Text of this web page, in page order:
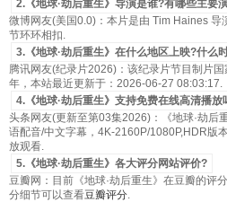
2.《地球·劫后重生》导演是谁?有哪些主要
微博网友(美国0.0)：本片是由 Tim Haines 导
节环环相扣.
3.《地球·劫后重生》在什么地区上映?什么
腾讯网友(纪录片2026)：该纪录片节目制片
年，本站最近更新于：2026-06-27 08:03:17.
4.《地球·劫后重生》支持免费在线高清播放
头条网友(更新至第03集2026)：《地球·劫后
语配音/中文字幕，4K-2160P/1080P,HDR版
放观看.
5.《地球·劫后重生》各大评分网站评价?
豆瓣网：目前《地球·劫后重生》在豆瓣的评
分细节可以查看豆瓣评分.